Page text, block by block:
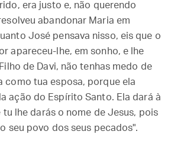
era justo e, não querendo
abandonar Maria em
José pensava nisso, eis que o
apareceu-lhe, em sonho, e lhe
de Davi, não tenhas medo de
como tua esposa, porque ela
ação do Espírito Santo. Ela dará à
tu lhe darás o nome de Jesus, pois
seu povo dos seus pecados".